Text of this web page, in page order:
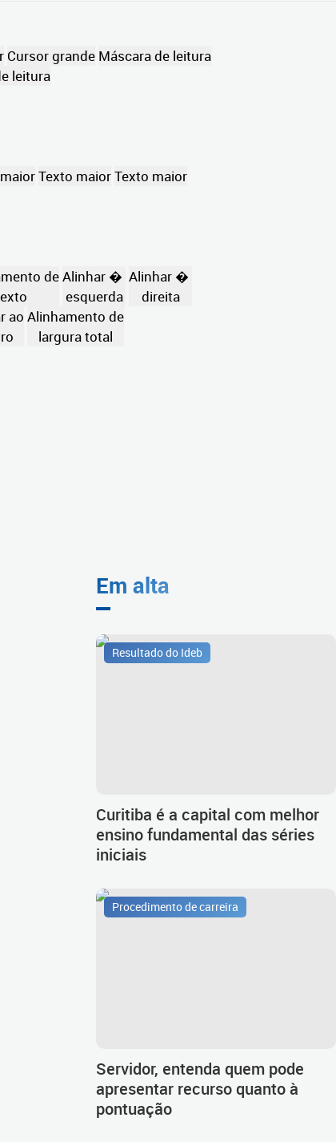
Cursor grande Máscara de leitura
leitura
Texto maiorTexto maior
deAlinhar �
esquerda
Alinhar �
direita
ao Alinhamento de
largura total
Em alta
Resultado do Ideb
Curitiba é a capital com melhor
ensino fundamental das séries
iniciais
Procedimento de carreira
Servidor, entenda quem pode
apresentar recurso quanto à
pontuação